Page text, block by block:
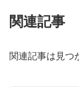
関連記事
関連記事は見つ